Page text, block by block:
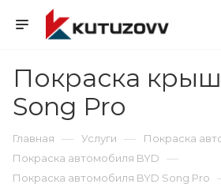
Покраска
Song Pro
Главная — Услуги — Покраска
Покраска автомобиля BYD —
Покраска автомобиля BYD Song Pro